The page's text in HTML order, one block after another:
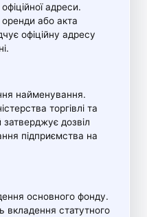
адреси.
або акта
офіційну адресу
найменування.
торгівлі та
дозвіл
підприємства на
основного фонду.
вкладення статутного